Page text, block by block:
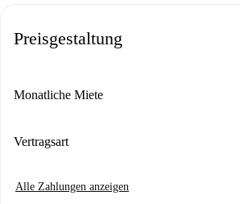
Preisgestaltung
Monatliche Miete
Vertragsart
Alle Zahlungen anzeigen